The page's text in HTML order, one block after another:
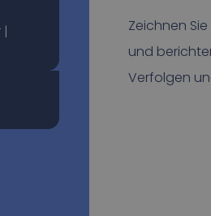
Zeichnen
und
Verfolgen